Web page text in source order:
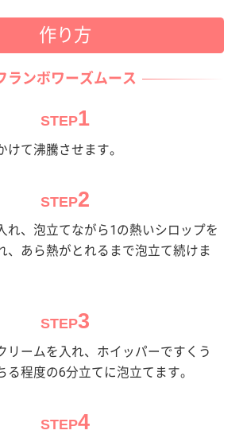
作り方
ランボワーズムース
STEP1
て沸騰させます。
STEP2
れ、泡立てながら1の熱いシロップを
、あら熱がとれるまで泡立て続けま
STEP3
リームを入れ、ホイッパーですくう
る程度の6分立てに泡立てます。
STEP4